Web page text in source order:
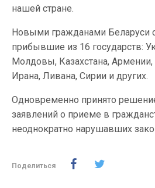
нашей стране.
Новыми гражданами Беларуси
прибывшие из 16 государств:
Молдовы, Казахстана, Армении,
Ирана, Ливана, Сирии и других.
Одновременно принято
заявлений о приеме в
неоднократно нарушавших
Поделиться